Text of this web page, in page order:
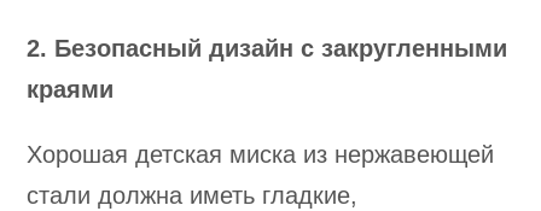
2. Безопасный дизайн с закругленными
краями
Хорошая детская миска из нержавеющей
стали должна иметь гладкие,